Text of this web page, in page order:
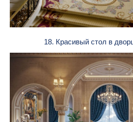
18. Красивый стол в